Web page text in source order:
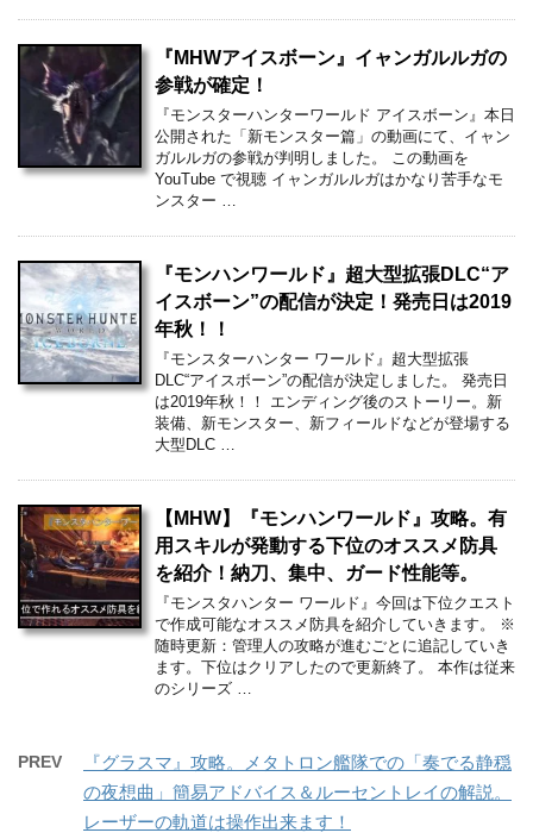
『MHWアイスボーン』イャンガルルガの
参戦が確定！
『モンスターハンターワールド アイスボーン』本日
公開された「新モンスター篇」の動画にて、イャン
ガルルガの参戦が判明しました。 この動画を
YouTube で視聴 イャンガルルガはかなり苦手なモ
ンスター …
『モンハンワールド』超大型拡張DLC“ア
イスボーン”の配信が決定！発売日は2019
年秋！！
『モンスターハンター ワールド』超大型拡張
DLC“アイスボーン”の配信が決定しました。 発売日
は2019年秋！！ エンディング後のストーリー。新
装備、新モンスター、新フィールドなどが登場する
大型DLC …
【MHW】『モンハンワールド』攻略。有
用スキルが発動する下位のオススメ防具
を紹介！納刀、集中、ガード性能等。
『モンスタハンター ワールド』今回は下位クエスト
で作成可能なオススメ防具を紹介していきます。 ※
随時更新：管理人の攻略が進むごとに追記していき
ます。下位はクリアしたので更新終了。 本作は従来
のシリーズ …
PREV
『グラスマ』攻略。メタトロン艦隊での「奏でる静穏
の夜想曲」簡易アドバイス＆ルーセントレイの解説。
レーザーの軌道は操作出来ます！